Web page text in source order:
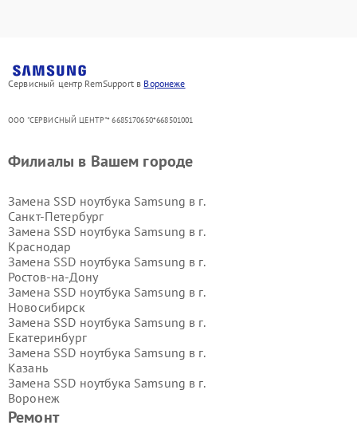
Сервисный центр RemSupport в Воронеже
ООО "СЕРВИСНЫЙ ЦЕНТР"* 6685170650*668501001
Ремонт
Филиалы в Вашем городе
Замена SSD ноутбука Samsung в г.
Санкт-Петербург
Замена SSD ноутбука Samsung в г.
Краснодар
Замена SSD ноутбука Samsung в г.
Ростов-на-Дону
Замена SSD ноутбука Samsung в г.
Новосибирск
Замена SSD ноутбука Samsung в г.
Екатеринбург
Замена SSD ноутбука Samsung в г.
Казань
Замена SSD ноутбука Samsung в г.
Воронеж
Замена SSD ноутбука Samsung в г.